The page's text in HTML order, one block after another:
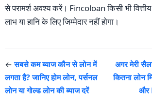
से परामर्श अवश्य करें। Fincoloan किसी भी वित्तीय
लाभ या हानि के लिए जिम्मेदार नहीं होगा।
←सबसे कम ब्याज कौन से लोन में
लगता है? जानिए होम लोन, पर्सनल
लोन या गोल्ड लोन की ब्याज दरें
अगर मेरी
कितना लोन
और